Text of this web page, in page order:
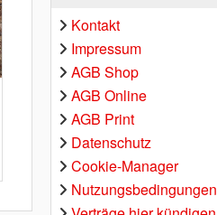
Kontakt
Impressum
AGB Shop
AGB Online
AGB Print
Datenschutz
Cookie-Manager
Nutzungsbedingungen